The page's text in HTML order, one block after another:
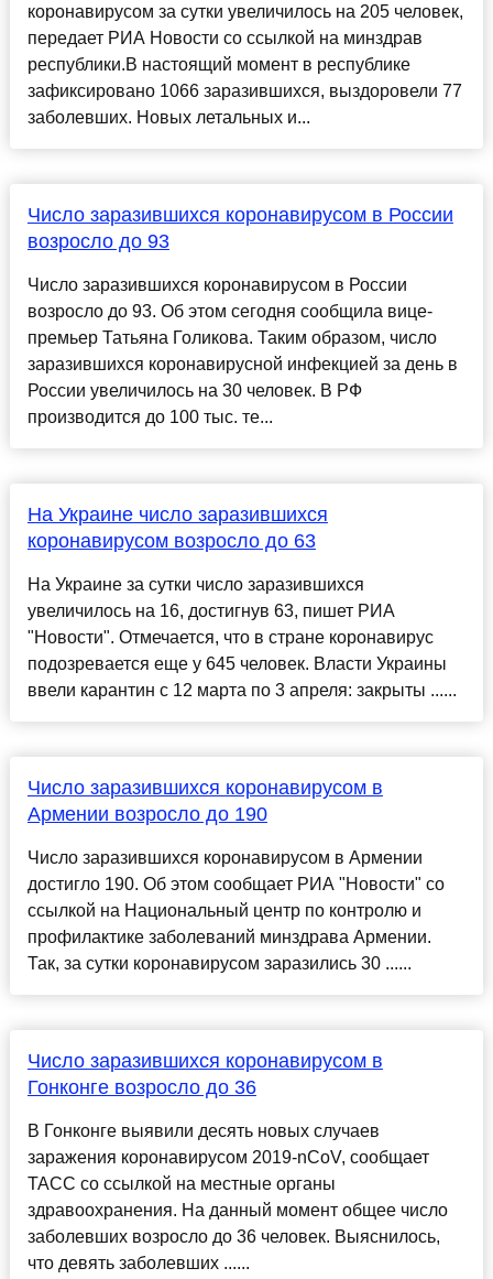
коронавирусом за сутки увеличилось на 205 человек,
передает РИА Новости со ссылкой на минздрав
республики.В настоящий момент в республике
зафиксировано 1066 заразившихся, выздоровели 77
заболевших. Новых летальных и...
Число заразившихся коронавирусом в России
возросло до 93
Число заразившихся коронавирусом в России
возросло до 93. Об этом сегодня сообщила вице-
премьер Татьяна Голикова. Таким образом, число
заразившихся коронавирусной инфекцией за день в
России увеличилось на 30 человек. В РФ
производится до 100 тыс. те...
На Украине число заразившихся
коронавирусом возросло до 63
На Украине за сутки число заразившихся
увеличилось на 16, достигнув 63, пишет РИА
"Новости". Отмечается, что в стране коронавирус
подозревается еще у 645 человек. Власти Украины
ввели карантин с 12 марта по 3 апреля: закрыты ......
Число заразившихся коронавирусом в
Армении возросло до 190
Число заразившихся коронавирусом в Армении
достигло 190. Об этом сообщает РИА "Новости" со
ссылкой на Национальный центр по контролю и
профилактике заболеваний минздрава Армении.
Так, за сутки коронавирусом заразились 30 ......
Число заразившихся коронавирусом в
Гонконге возросло до 36
В Гонконге выявили десять новых случаев
заражения коронавирусом 2019-nCoV, сообщает
ТАСС со ссылкой на местные органы
здравоохранения. На данный момент общее число
заболевших возросло до 36 человек. Выяснилось,
что девять заболевших ......